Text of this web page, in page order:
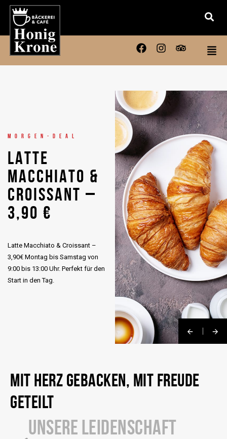
MORGEN-DEAL
LATTE
MACCHIATO &
CROISSANT –
3,90 €
Latte Macchiato & Croissant –
3,90€ Montag bis Samstag von
9:00 bis 13:00 Uhr. Perfekt für den
Start in den Tag.
MIT HERZ GEBACKEN, MIT FREUDE
GETEILT
UNSERE LEIDENSCHAFT